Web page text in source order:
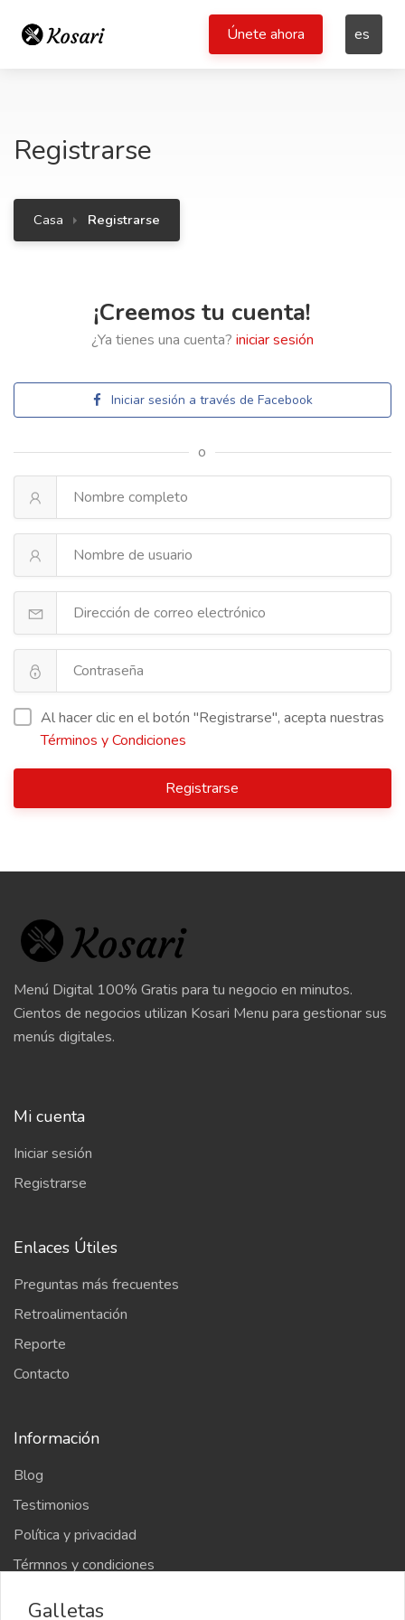
Únete ahora es
Registrarse
Casa Registrarse
¡Creemos tu cuenta!
¿Ya tienes una cuenta? iniciar sesión
Iniciar sesión a través de Facebook
o
Al hacer clic en el botón "Registrarse", acepta nuestras
Términos y Condiciones
Registrarse
Menú Digital 100% Gratis para tu negocio en minutos.
Cientos de negocios utilizan Kosari Menu para gestionar sus
menús digitales.
Mi cuenta
Iniciar sesión
Registrarse
Enlaces Útiles
Preguntas más frecuentes
Retroalimentación
Reporte
Contacto
Información
Blog
Testimonios
Política y privacidad
Térmnos y condiciones
Galletas